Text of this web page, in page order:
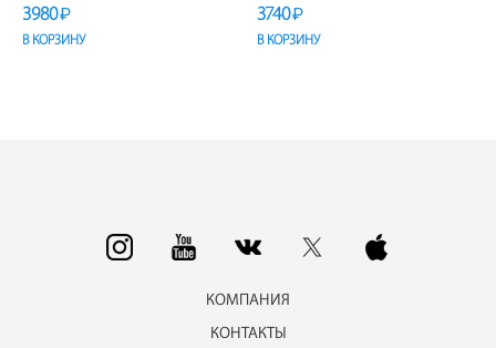
3980₽
В КОРЗИНУ
3740₽
В КОРЗИНУ
КОМПАНИЯ
КОНТАКТЫ